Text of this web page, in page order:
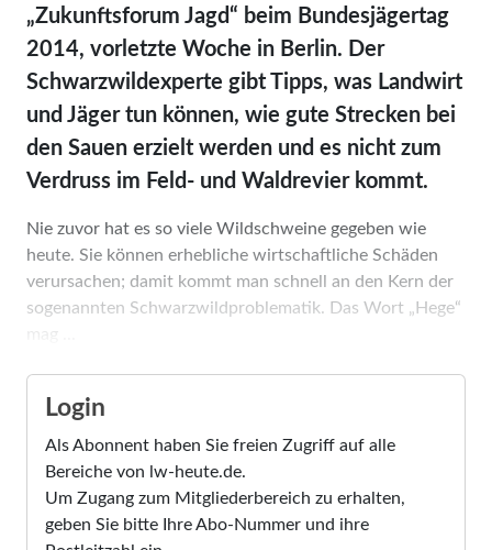
„Zukunftsforum Jagd“ beim Bundesjägertag
2014, vorletzte Woche in Berlin. Der
Schwarzwildex­per­te gibt Tipps, was Landwirt
und Jäger tun können, wie gute Strecken bei
den Sauen erzielt werden und es nicht zum
Verdruss im Feld- und Waldrevier kommt.
Nie zuvor hat es so viele Wildschweine gegeben wie
heute. Sie können erhebliche wirtschaftliche Schäden
verur­sachen; damit kommt man schnell an den Kern der
sogenannten Schwarzwild­problematik. Das Wort „Hege“
Login
Als Abonnent haben Sie freien Zugriff auf alle
Bereiche von lw-heute.de.
Um Zugang zum Mitgliederbereich zu erhalten,
geben Sie bitte Ihre Abo-Nummer und ihre